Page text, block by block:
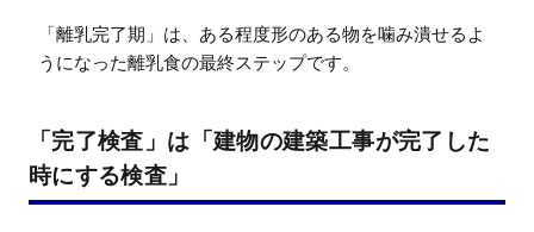
「離乳完了期」は、ある程度形のある物を噛み潰せるよ
うになった離乳食の最終ステップです。
「完了検査」は「建物の建築工事が完了した
時にする検査」